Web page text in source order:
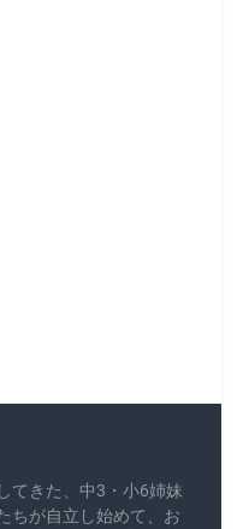
てきた、中3・小6姉妹
ちが自立し始めて、お